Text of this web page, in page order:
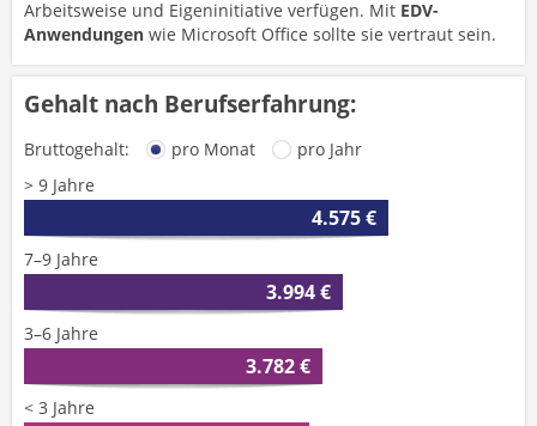
Arbeitsweise und Eigeninitiative verfügen. Mit EDV-
Anwendungen wie Microsoft Office sollte sie vertraut sein.
Gehalt nach Berufserfahrung:
Bruttogehalt: pro Monat
pro Jahr
> 9 Jahre
4.575 €
7–9 Jahre
3.994 €
3–6 Jahre
3.782 €
< 3 Jahre